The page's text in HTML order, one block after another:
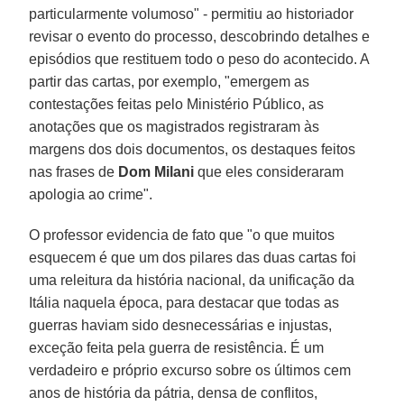
particularmente volumoso" - permitiu ao historiador
revisar o evento do processo, descobrindo detalhes e
episódios que restituem todo o peso do acontecido. A
partir das cartas, por exemplo, "emergem as
contestações feitas pelo Ministério Público, as
anotações que os magistrados registraram às
margens dos dois documentos, os destaques feitos
nas frases de Dom Milani que eles consideraram
apologia ao crime".
O professor evidencia de fato que "o que muitos
esquecem é que um dos pilares das duas cartas foi
uma releitura da história nacional, da unificação da
Itália naquela época, para destacar que todas as
guerras haviam sido desnecessárias e injustas,
exceção feita pela guerra de resistência. É um
verdadeiro e próprio excurso sobre os últimos cem
anos de história da pátria, densa de conflitos,